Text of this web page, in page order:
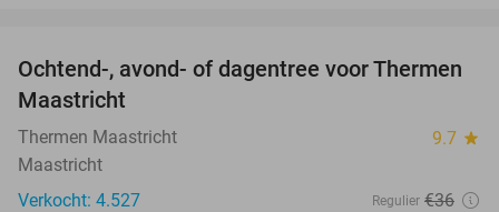
25%
Ochtend-, avond- of dagentree voor Thermen
Maastricht
Thermen Maastricht 9.7 star
Maastricht
Verkocht: 4.527
Regulier €36